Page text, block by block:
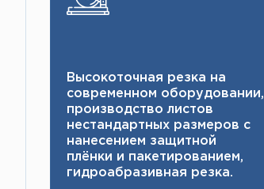
Высокоточная резка на
современном оборудовании,
производство листов
нестандартных размеров с
нанесением защитной
плёнки и пакетированием,
гидроабразивная резка.